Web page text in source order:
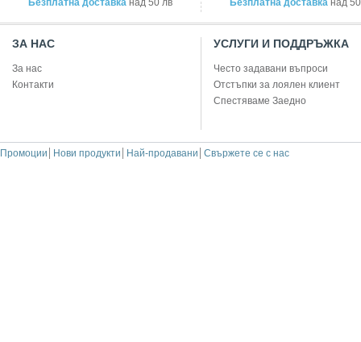
ЗА НАС
За нас
Контакти
УСЛУГИ И ПОДДРЪЖКА
Често задавани въпроси
Отстъпки за лоялен клиент
Спестяваме Заедно
Промоции Нови продукти Най-продавани Свържете се с нас